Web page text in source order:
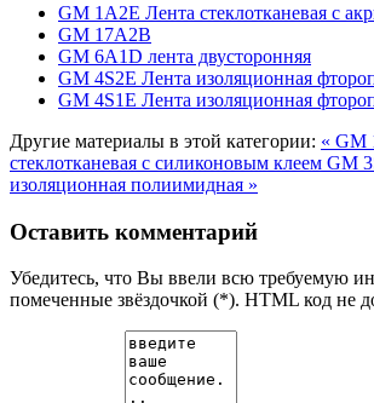
GM 1А2Е Лента стеклотканевая с
GM 17А2В
GM 6A1D лента двусторонняя
GM 4S2E Лента изоляционная
GM 4S1E Лента изоляционная
Другие материалы в этой категории: « GM
стеклотканевая с силиконовым клеем GM
изоляционная полиимидная »
Оставить комментарий
Убедитесь, что Вы ввели всю требуемую
помеченные звёздочкой (*). HTML код не